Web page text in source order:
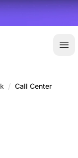
/ Call Center